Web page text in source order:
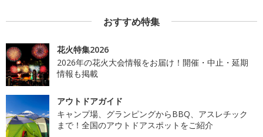
おすすめ特集
花火特集2026
2026年の花火大会情報をお届け！開催・中止・延期
情報も掲載
アウトドアガイド
キャンプ場、グランピングからBBQ、アスレチック
まで！全国のアウトドアスポットをご紹介